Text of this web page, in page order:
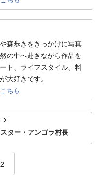
森歩きをきっかけに写真
の中へ赴きながら作品を
ト、ライフスタイル、料
大好きです。
ちら
ター・アンゴラ村長
2